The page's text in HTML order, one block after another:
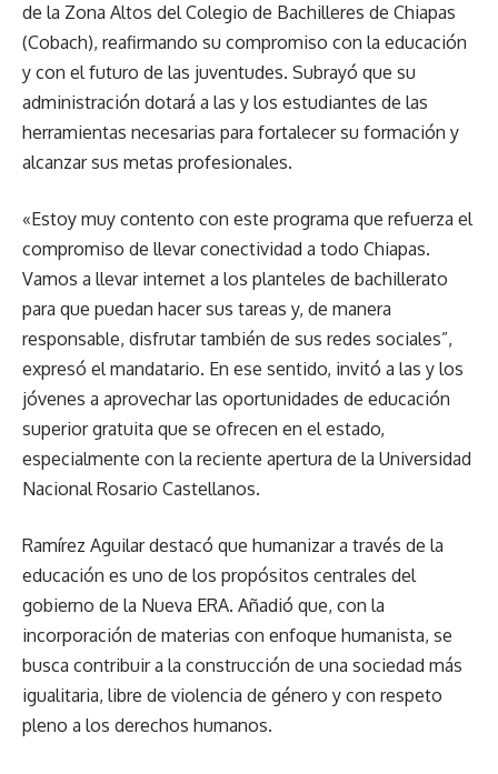
de la Zona Altos del Colegio de Bachilleres de Chiapas
(Cobach), reafirmando su compromiso con la educación
y con el futuro de las juventudes. Subrayó que su
administración dotará a las y los estudiantes de las
herramientas necesarias para fortalecer su formación y
alcanzar sus metas profesionales.
«Estoy muy contento con este programa que refuerza el
compromiso de llevar conectividad a todo Chiapas.
Vamos a llevar internet a los planteles de bachillerato
para que puedan hacer sus tareas y, de manera
responsable, disfrutar también de sus redes sociales”,
expresó el mandatario. En ese sentido, invitó a las y los
jóvenes a aprovechar las oportunidades de educación
superior gratuita que se ofrecen en el estado,
especialmente con la reciente apertura de la Universidad
Nacional Rosario Castellanos.
Ramírez Aguilar destacó que humanizar a través de la
educación es uno de los propósitos centrales del
gobierno de la Nueva ERA. Añadió que, con la
incorporación de materias con enfoque humanista, se
busca contribuir a la construcción de una sociedad más
igualitaria, libre de violencia de género y con respeto
pleno a los derechos humanos.